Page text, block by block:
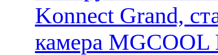
Konnect Grand,
камера MGCOOL